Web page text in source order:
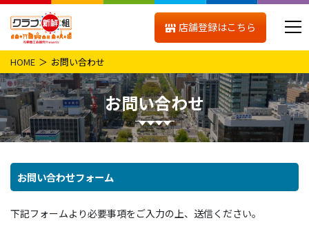
店舗登録はこちら
HOME お問い合わせ
お問い合わせ
お問い合わせフォーム
下記フォームより必要事項をご入力の上、送信ください。